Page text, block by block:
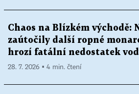
Chaos na Blízkém východě:
zaútočily další ropné
hrozí fatální nedostatek
28. 7. 2026 ▪ 4 min. čtení